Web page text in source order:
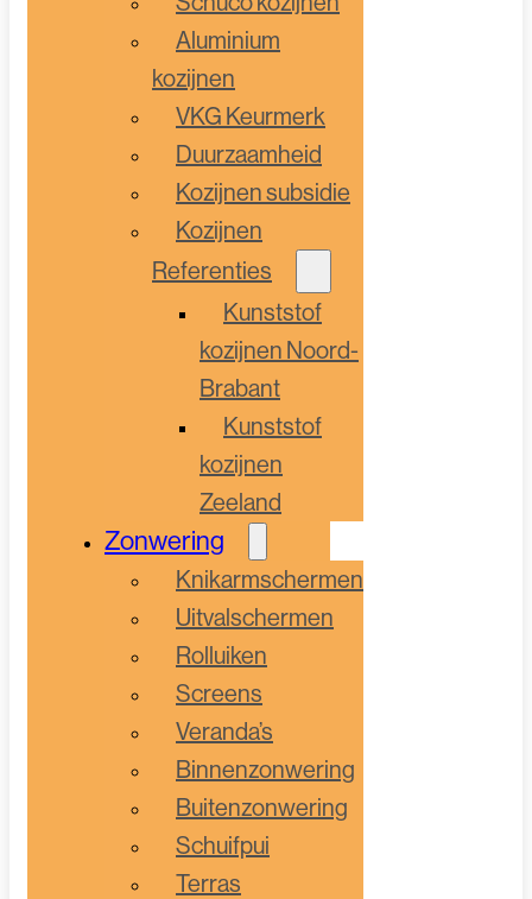
Aluminium
kozijnen
VKG Keurmerk
Duurzaamheid
Kozijnen subsidie
Kozijnen
Referenties
Kunststof
kozijnen Noord-
Brabant
Kunststof
kozijnen
Zeeland
Zonwering
Knikarmschermen
Uitvalschermen
Rolluiken
Screens
Veranda’s
Binnenzonwering
Buitenzonwering
Schuifpui
Terras